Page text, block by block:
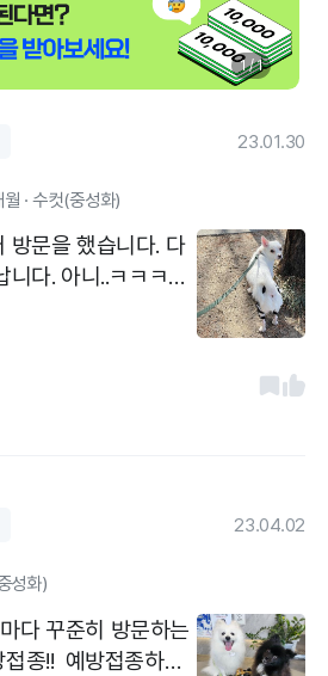
1 / 1
23.01.30
· 수컷(중성화)
방문을 했습니다. 다
다. 아니..ㅋㅋㅋ써
탕으로 수정했는데
과 코로나장염을 맞
는 그럴 수 있다고 하
23.04.02
성화)
다 꾸준히 방문하는
종!! 예방접종하러